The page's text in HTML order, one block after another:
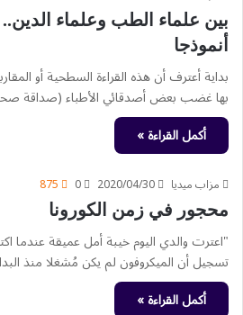
بين علماء الطب وعلماء الدين..
أنموذجا
بداية أعترف أن هذه القراءة السطحية أو
بها غضب بعض أصدقائي الأطباء (صداقة
أكمل القراءة »
مزاب ميديا 2020/04/30
0
875
محجور في زمن الكورونا
"اعترت والدي اليوم خيبة أمل عميقة
تسجيل أن الميكروفون لم يكن مُشغلا منذ
أكمل القراءة »